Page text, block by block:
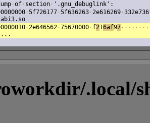
·of · section · '.gnu_debuglink':
·5f726177 ·5f636263 ·2e616269 ·
·2e646562 ·75670000 · f216af97 · · · · · · · ·
.local/